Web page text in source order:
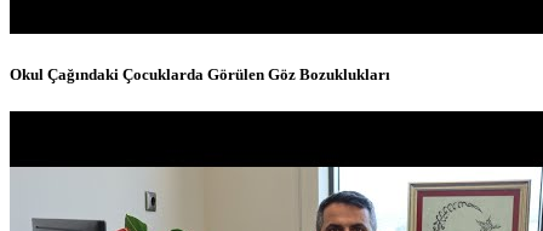
Okul Çağındaki Çocuklarda Görülen Göz Bozuklukları